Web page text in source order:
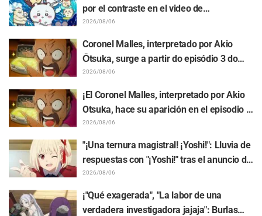
por el contraste en el video de
preparación previa al estreno de la
película de "Chiikawa": "Es más crudo de
lo imaginado", "Hablan puro de trabajo"
2026/08/06
Coronel Malles, interpretado por Akio
Ōtsuka, surge a partir do episódio 3 do
anime de TV "The Ghost in the Shell"!
Comentário do elenco e arte final são
revelados
2026/08/06
¡El Coronel Malles, interpretado por Akio
Otsuka, hace su aparición en el episodio 3
del anime de TV "The Ghost in the Shell"!
Revelan comentarios del elenco y la
tarjeta final (endcard)
2026/08/06
"¡Una ternura magistral! ¡Yoshi!": Lluvia de
respuestas con "¡Yoshi!" tras el anuncio de
la colaboración entre "Lycoris Recoil" y
2026/08/06
¡"Qué exagerada", "La labor de una
verdadera investigadora jajaja": Burlas